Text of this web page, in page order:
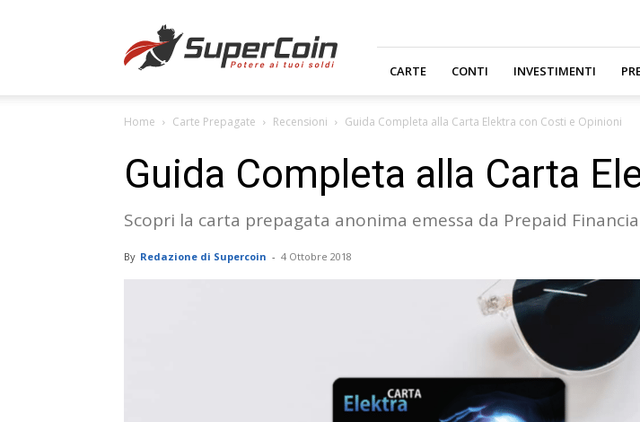
CARTE CONTI INVESTIMENTI
Home Carte Prepagate Recensioni Guida Completa alla Carta Elektra con Costi e Opinioni
Guida Completa alla Carta
Scopri la carta prepagata anonima emessa da Prepaid
By Redazione di Supercoin - 4 Ottobre 2018